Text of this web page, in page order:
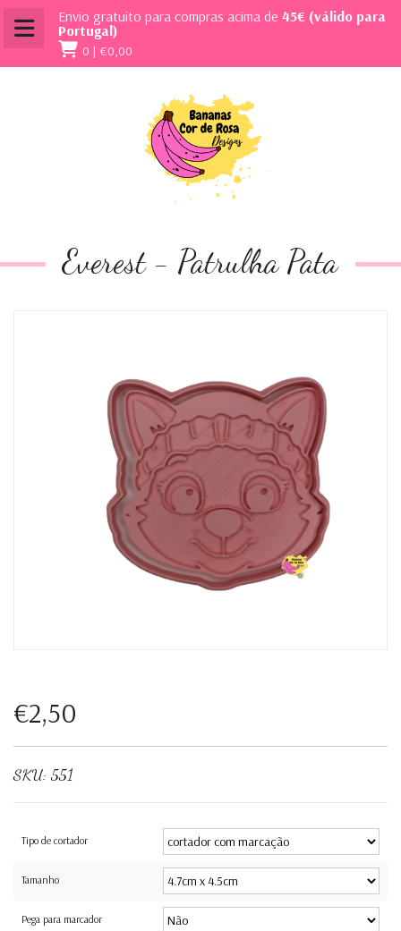
Envio gratuito para compras acima de 45€ (válido para
Portugal)
0 | €0,00
Everest - Patrulha Pata
€2,50
SKU:551
Tipo de cortador
Tamanho
Pega para marcador